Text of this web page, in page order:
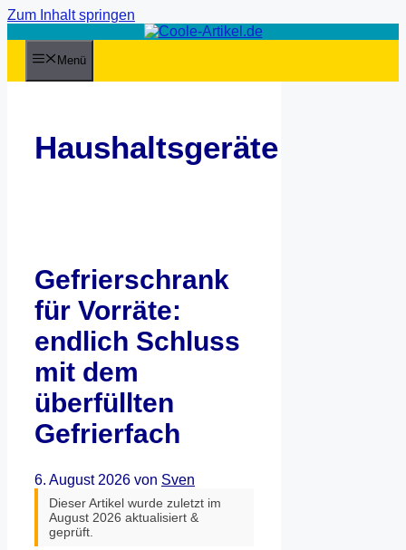
Zum Inhalt springen
Menü
Haushaltsgeräte
Gefrierschrank
für Vorräte:
endlich Schluss
mit dem
überfüllten
Gefrierfach
6. August 2026 von Sven
Dieser Artikel wurde zuletzt im
August 2026 aktualisiert &
geprüft.